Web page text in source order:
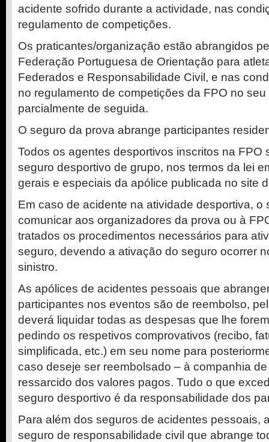
acidente sofrido durante a actividade, nas
regulamento de competições.
Os praticantes/organização estão abrangidos
Federação Portuguesa de Orientação para
Federados e Responsabilidade Civil, e nas
no regulamento de competições da FPO no seu
parcialmente de seguida.
O seguro da prova abrange participantes
Todos os agentes desportivos inscritos na FPO
seguro desportivo de grupo, nos termos da lei
gerais e especiais da apólice publicada no site
Em caso de acidente na atividade desportiva, o
comunicar aos organizadores da prova ou à
tratados os procedimentos necessários para
seguro, devendo a ativação do seguro ocorrer
sinistro.
As apólices de acidentes pessoais que
participantes nos eventos são de reembolso,
deverá liquidar todas as despesas que lhe
pedindo os respetivos comprovativos (recibo,
simplificada, etc.) em seu nome para
caso deseje ser reembolsado – à companhia
ressarcido dos valores pagos. Tudo o que
seguro desportivo é da responsabilidade dos
Para além dos seguros de acidentes pessoais,
seguro de responsabilidade civil que abrange